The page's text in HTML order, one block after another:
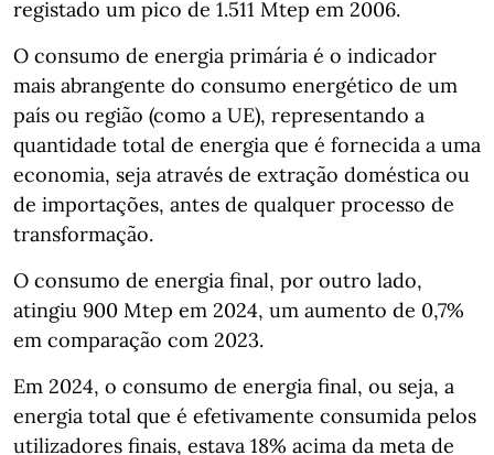
registado um pico de 1.511 Mtep em 2006.
O consumo de energia primária é o indicador
mais abrangente do consumo energético de um
país ou região (como a UE), representando a
quantidade total de energia que é fornecida a uma
economia, seja através de extração doméstica ou
de importações, antes de qualquer processo de
transformação.
O consumo de energia final, por outro lado,
atingiu 900 Mtep em 2024, um aumento de 0,7%
em comparação com 2023.
Em 2024, o consumo de energia final, ou seja, a
energia total que é efetivamente consumida pelos
utilizadores finais, estava 18% acima da meta de